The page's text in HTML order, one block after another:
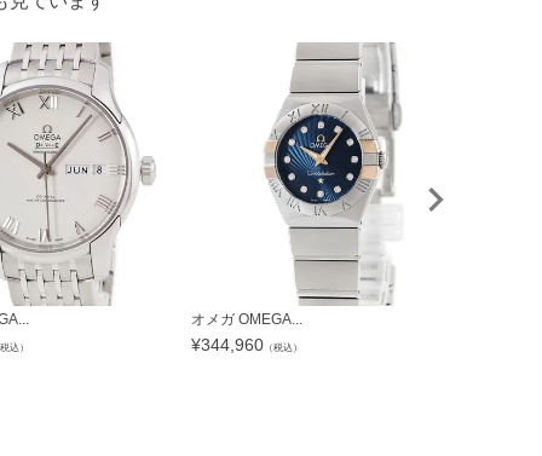
込）
オメガ OMEGA...
¥344,960 （税込）